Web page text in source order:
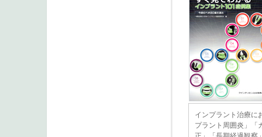
インプラント治療に
プラント周囲炎」「